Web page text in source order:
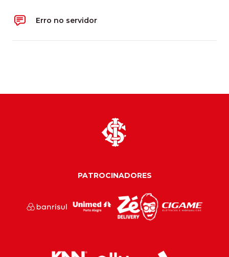
Erro no servidor
PATROCINADORES